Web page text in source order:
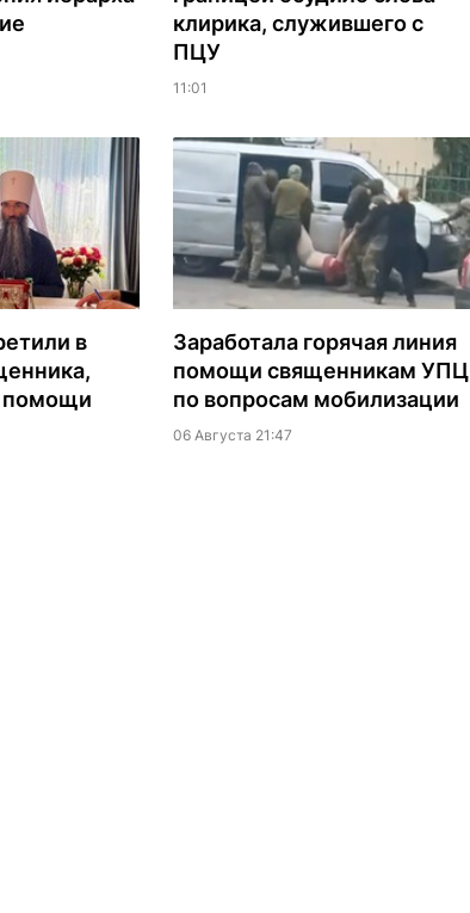
клирика, служившего с
ПЦУ
11:01
в
помощи
Заработала горячая линия
помощи священникам УПЦ
по вопросам мобилизации
06 Августа 21:47